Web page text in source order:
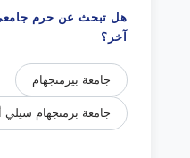
هل تبحث عن حرم
آخر؟
جامعة بيرمنجهام
جامعة برمنجهام سيلي